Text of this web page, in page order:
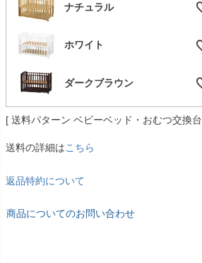
ナチュラル
ホワイト
ダークブラウン
送料パターン ベビーベッド・おむつ交換台
送料の詳細はこちら
返品特約について
商品についてのお問い合わせ